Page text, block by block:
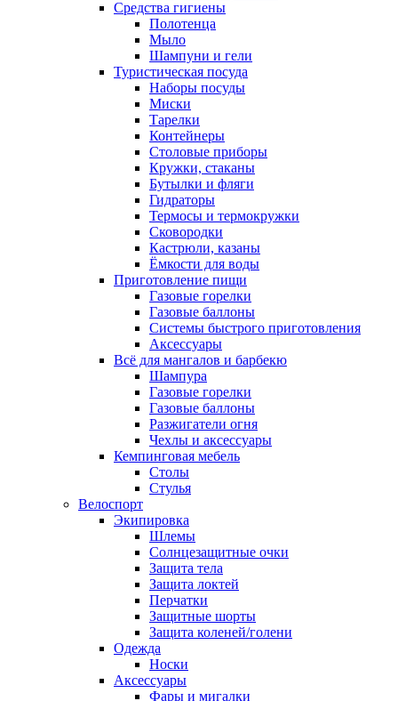
Средства гигиены
Полотенца
Мыло
Шампуни и гели
Туристическая посуда
Наборы посуды
Миски
Тарелки
Контейнеры
Столовые приборы
Кружки, стаканы
Бутылки и фляги
Гидраторы
Термосы и термокружки
Сковородки
Кастрюли, казаны
Ёмкости для воды
Приготовление пищи
Газовые горелки
Газовые баллоны
Системы быстрого приготовления
Аксессуары
Всё для мангалов и барбекю
Шампура
Газовые горелки
Газовые баллоны
Разжигатели огня
Чехлы и аксессуары
Кемпинговая мебель
Столы
Стулья
Велоспорт
Экипировка
Шлемы
Солнцезащитные очки
Защита тела
Защита локтей
Перчатки
Защитные шорты
Защита коленей/голени
Одежда
Носки
Аксессуары
Фары и мигалки